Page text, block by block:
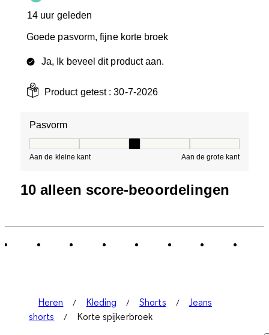
14 uur geleden
Goede pasvorm, fijne korte broek
Ja, Ik beveel dit product aan.
Product getest :30-7-2026
Pasvorm
Aan de kleine kant Aan de grote kant
10 alleen score-beoordelingen
Heren Kleding Shorts
Jeans
shorts
Korte spijkerbroek